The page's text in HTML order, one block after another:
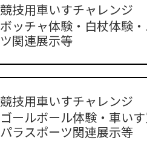
競技用車いすチャレンジ
ボッチャ体験・白杖体験
ツ関連展示等
競技用車いすチャレンジ
ゴールボール体験・車いす
パラスポーツ関連展示等